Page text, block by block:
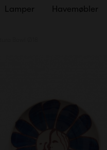
Lamper Havemøbler